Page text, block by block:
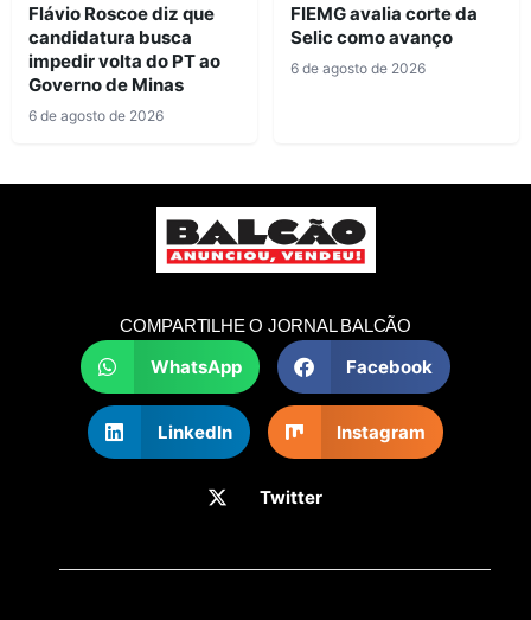
Flávio Roscoe diz que
candidatura busca
impedir volta do PT ao
Governo de Minas
6 de agosto de 2026
FIEMG avalia corte da
Selic como avanço
6 de agosto de 2026
COMPARTILHE O JORNAL BALCÃO
WhatsApp Facebook
LinkedIn Instagram
Twitter